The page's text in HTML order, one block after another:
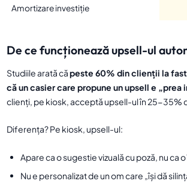
Amortizare investiție
De ce funcționează upsell-ul
Studiile arată căpeste 60% din clienții la
că un casier care propune un upsell e „prea
clienți, pe kiosk, acceptă upsell-ul în 25-35%
Diferența? Pe kiosk, upsell-ul:
Apare ca o sugestie vizuală cu poză, nu ca
Nu e personalizat de un om care „își dă